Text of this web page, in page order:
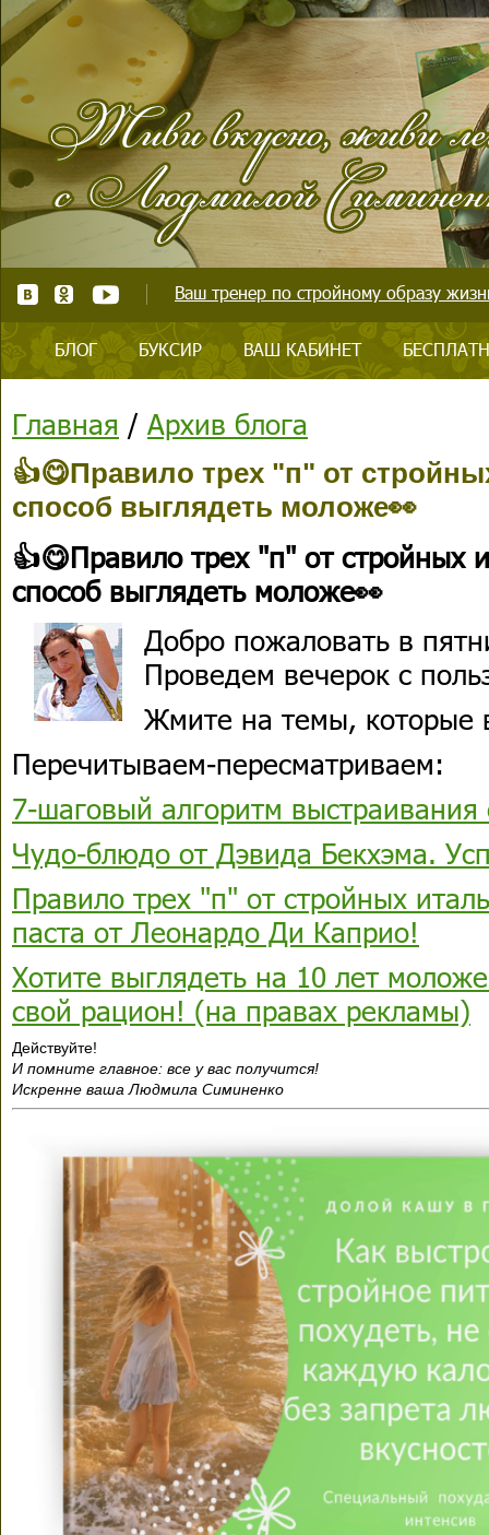
Ваш тренер по стройному образу
БЛОГ БУКСИР ВАШ КАБИНЕТ
Главная / Архив блога
👍😋Правило трех "п" от
способ выглядеть моложе👀
👍😋Правило трех "п" от стройных
способ выглядеть моложе👀
Добро пожаловать в
Проведем вечерок с
Жмите на темы, которые
Перечитываем-пересматриваем:
7-шаговый алгоритм выстраивания
Чудо-блюдо от Дэвида Бекхэма.
Правило трех "п" от стройных
паста от Леонардо Ди Каприо!
Хотите выглядеть на 10 лет
свой рацион! (на правах рекламы)
Действуйте!
И помните главное: все у вас получится!
Искренне ваша Людмила Симиненко